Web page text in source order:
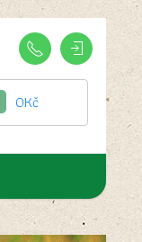
0Kč